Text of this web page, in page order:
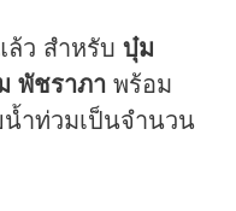
ล้ว สำหรับ บุ๋ม
พัชราภา พร้อม
ำท่วมเป็นจำนวน